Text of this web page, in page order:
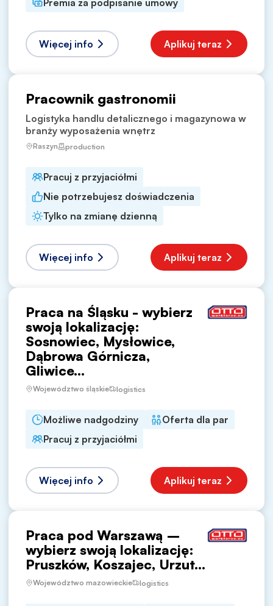
Premia za podpisanie umowy
Więcej info Aplikuj teraz
Pracownik gastronomii
Logistyka handlu detalicznego i magazynowa w
branży wyposażenia wnętrz
Raszyn production
Pracuj z przyjaciółmi
Nie potrzebujesz doświadczenia
Tylko na zmianę dzienną
Więcej info Aplikuj teraz
Praca na Śląsku - wybierz
swoją lokalizację:
Sosnowiec, Mysłowice,
Dąbrowa Górnicza,
Gliwice...
Województwo śląskie logistics
Możliwe nadgodziny
Oferta dla par
Pracuj z przyjaciółmi
Więcej info Aplikuj teraz
Praca pod Warszawą –
wybierz swoją lokalizację:
Pruszków, Koszajec, Urzut...
Województwo mazowieckie logistics